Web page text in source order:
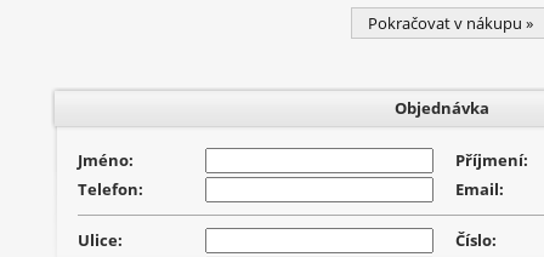
Pokračovat v nákupu »
Objednávka
Jméno:
Příjmení:
Telefon:
Email:
Ulice:
Číslo: